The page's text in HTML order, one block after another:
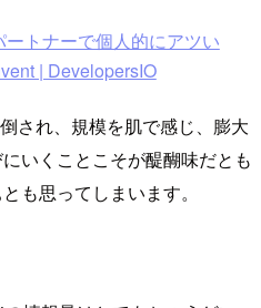
トナーで個人的にアツい
| DevelopersIO
され、規模を肌で感じ、膨大
いくことこそが醍醐味だとも
も思ってしまいます。